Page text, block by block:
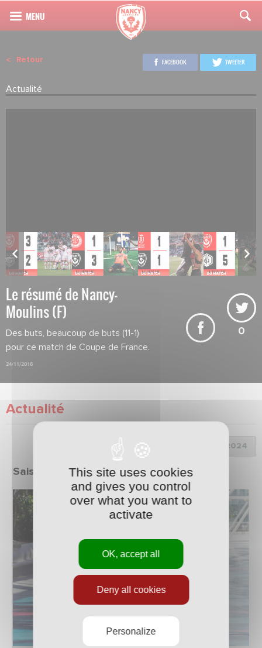
Retour
Actualité
FACEBOOK TWEETER
Le résumé de Nancy-
Moulins (F)
Des buts, beaucoup de buts (11-1)
pour ce match de Coupe de France.
24/11/2016
0
Actualité
Choix de la saison :
Saison 2023/2024This site uses cookies
and gives you control
over what you want to
activate
OK, accept all
Deny all cookies
Personalize